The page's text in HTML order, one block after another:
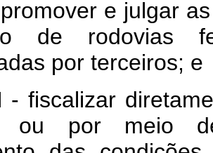
e julgar as
de rodovias
por terceiros; e
ou por meio